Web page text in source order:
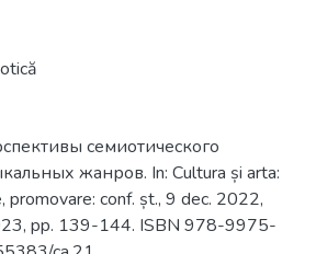
семиотического
жанров. In: Cultura și arta:
promovare: conf. șt., 9 dec. 2022,
pp. 139-144. ISBN 978-9975-